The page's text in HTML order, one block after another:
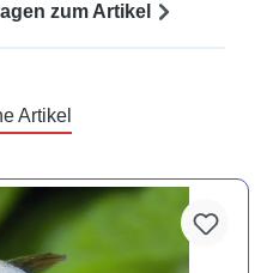
zum Artikel
Artikel